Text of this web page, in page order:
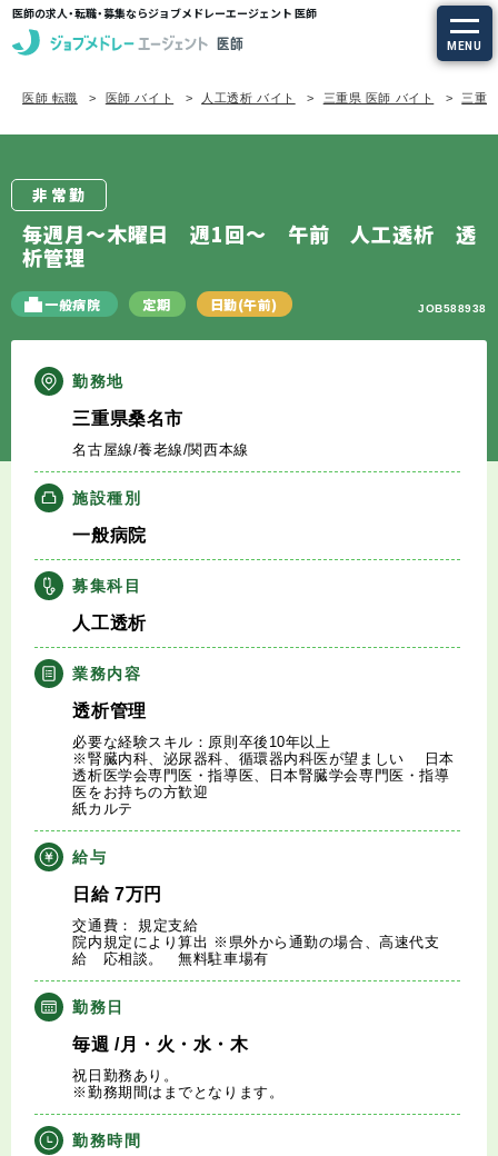
医師の求人・転職・募集ならジョブメドレーエージェント 医師
MENU
求人を探す
定期非常勤の求人
エージェントサービスTOP
サービスの流れ
キャリアアドバイザー紹介
医師の求人・転職Q&A
知りたい・聞きたい
転職成功事例
医師の転職マニュアル
データで見る医師の平均年収
医師に役立つ取材記事
大学医局紹介
医師 転職 医師 バイト 人工透析 バイト 三重県 医師 バイト 三重
非常勤
毎週月～木曜日 週1回～ 午前 人工透析 透
析管理
一般病院 定期 日勤(午前) JOB588938
勤務地
三重県桑名市
名古屋線/養老線/関西本線
施設種別
一般病院
募集科目
人工透析
業務内容
透析管理
必要な経験スキル：原則卒後10年以上
※腎臓内科、泌尿器科、循環器内科医が望ましい 日本
透析医学会専門医・指導医、日本腎臓学会専門医・指導
医をお持ちの方歓迎
紙カルテ
給与
日給7万円
交通費： 規定支給
院内規定により算出 ※県外から通勤の場合、高速代支
給 応相談。 無料駐車場有
勤務日
毎週 /月・火・水・木
祝日勤務あり。
※勤務期間はまでとなります。
勤務時間